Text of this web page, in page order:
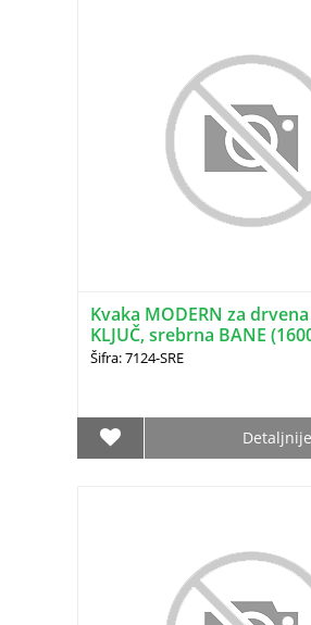
Kvaka MODERN za
KLJUČ, srebrna BANE
Šifra: 7124-SRE
Detaljnije